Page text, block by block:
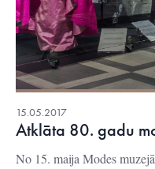
15.05.2017
Atklāta 80. gadu
No 15. maija Modes